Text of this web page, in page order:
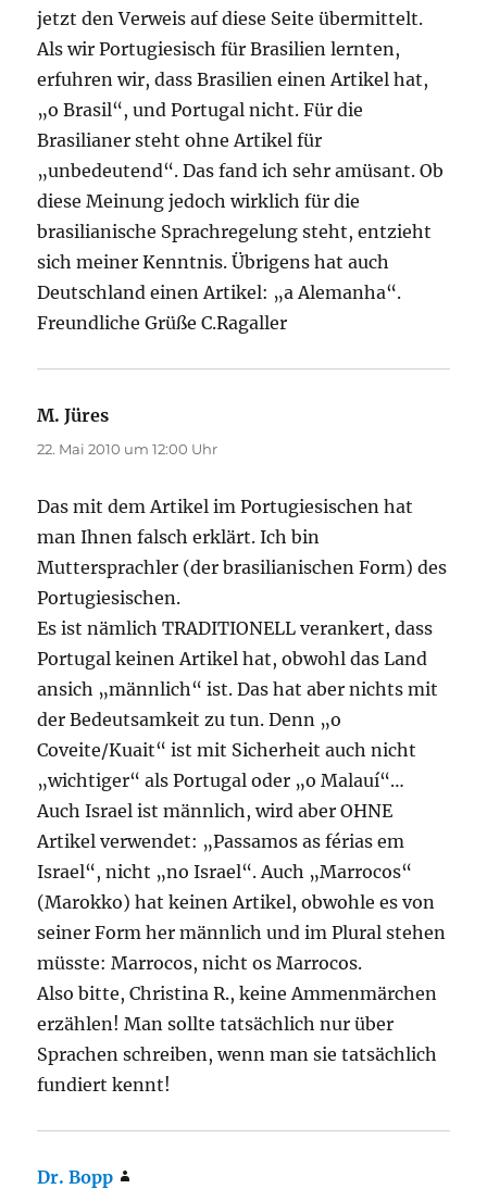
jetzt den Verweis auf diese Seite übermittelt.
Als wir Portugiesisch für Brasilien lernten,
erfuhren wir, dass Brasilien einen Artikel hat,
„o Brasil“, und Portugal nicht. Für die
Brasilianer steht ohne Artikel für
„unbedeutend“. Das fand ich sehr amüsant. Ob
diese Meinung jedoch wirklich für die
brasilianische Sprachregelung steht, entzieht
sich meiner Kenntnis. Übrigens hat auch
Deutschland einen Artikel: „a Alemanha“.
Freundliche Grüße C.Ragaller
M. Jüres
22. Mai 2010 um 12:00 Uhr
Das mit dem Artikel im Portugiesischen hat
man Ihnen falsch erklärt. Ich bin
Muttersprachler (der brasilianischen Form) des
Portugiesischen.
Es ist nämlich TRADITIONELL verankert, dass
Portugal keinen Artikel hat, obwohl das Land
ansich „männlich“ ist. Das hat aber nichts mit
der Bedeutsamkeit zu tun. Denn „o
Coveite/Kuait“ ist mit Sicherheit auch nicht
„wichtiger“ als Portugal oder „o Malauí“…
Auch Israel ist männlich, wird aber OHNE
Artikel verwendet: „Passamos as férias em
Israel“, nicht „no Israel“. Auch „Marrocos“
(Marokko) hat keinen Artikel, obwohle es von
seiner Form her männlich und im Plural stehen
müsste: Marrocos, nicht os Marrocos.
Also bitte, Christina R., keine Ammenmärchen
erzählen! Man sollte tatsächlich nur über
Sprachen schreiben, wenn man sie tatsächlich
fundiert kennt!
Dr. Bopp